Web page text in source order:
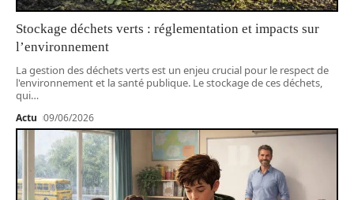
Stockage déchets verts : réglementation et impacts sur
l’environnement
La gestion des déchets verts est un enjeu crucial pour le respect de
l'environnement et la santé publique. Le stockage de ces déchets,
qui…
Actu 09/06/2026